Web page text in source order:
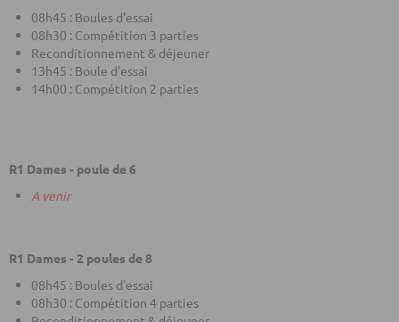
08h45 : Boules d'essai
08h30 : Compétition 3 parties
Reconditionnement & déjeuner
13h45 : Boule d'essai
14h00 : Compétition 2 parties
R1 Dames - poule de 6
A venir
R1 Dames - 2 poules de 8
08h45 : Boules d'essai
08h30 : Compétition 4 parties